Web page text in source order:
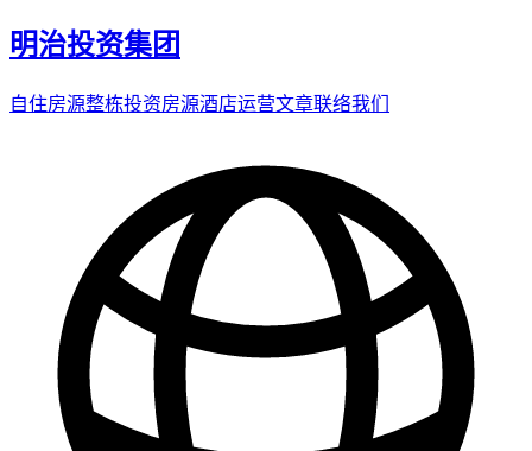
明治投资集团
自住房源整栋投资房源酒店运营文章联络我们